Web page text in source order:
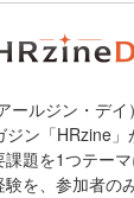
ールジン・デ
ン「HRzine
題を1つテー
を、参加者の